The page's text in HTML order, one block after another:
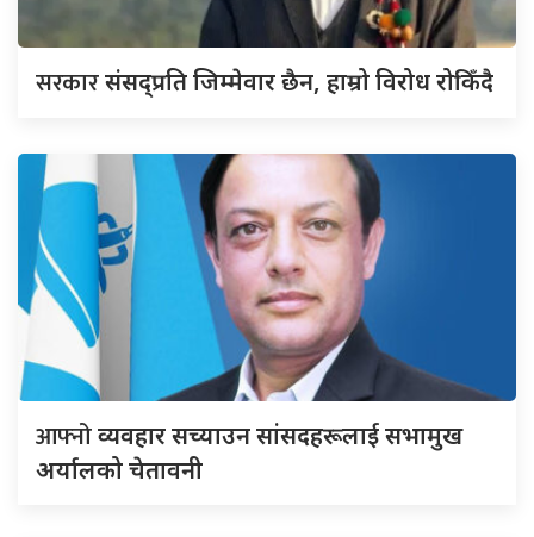
सरकारसंसद्‍प्रति जिम्मेवार छैन, हाम्रो विरोध रोकिँदै
आफ्नोव्यवहार सच्याउन सांसदहरूलाई सभामुख
अर्यालको चेतावनी